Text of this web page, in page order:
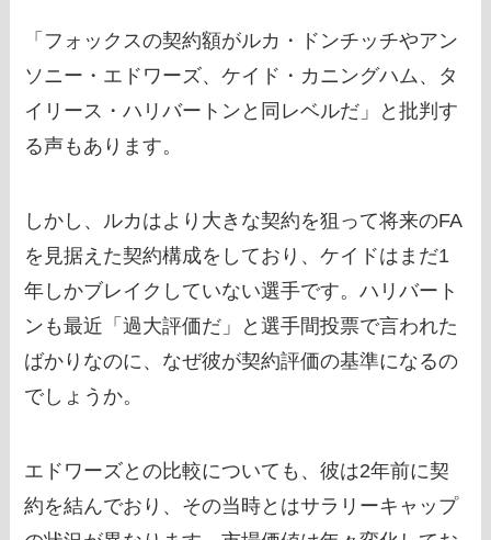
「フォックスの契約額がルカ・ドンチッチやアン
ソニー・エドワーズ、ケイド・カニングハム、タ
イリース・ハリバートンと同レベルだ」と批判す
る声もあります。
しかし、ルカはより大きな契約を狙って将来のFA
を見据えた契約構成をしており、ケイドはまだ1
年しかブレイクしていない選手です。ハリバート
ンも最近「過大評価だ」と選手間投票で言われた
ばかりなのに、なぜ彼が契約評価の基準になるの
でしょうか。
エドワーズとの比較についても、彼は2年前に契
約を結んでおり、その当時とはサラリーキャップ